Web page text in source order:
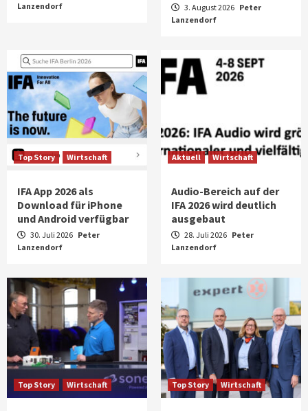
Lanzendorf 3. August 2026 Peter
Lanzendorf
Top Story Wirtschaft
IFA App 2026 als
Download für iPhone
und Android verfügbar
30. Juli 2026 Peter
Lanzendorf
Aktuell Wirtschaft
Audio-Bereich auf der
IFA 2026 wird deutlich
ausgebaut
28. Juli 2026 Peter
Lanzendorf
Top Story Wirtschaft Top Story Wirtschaft